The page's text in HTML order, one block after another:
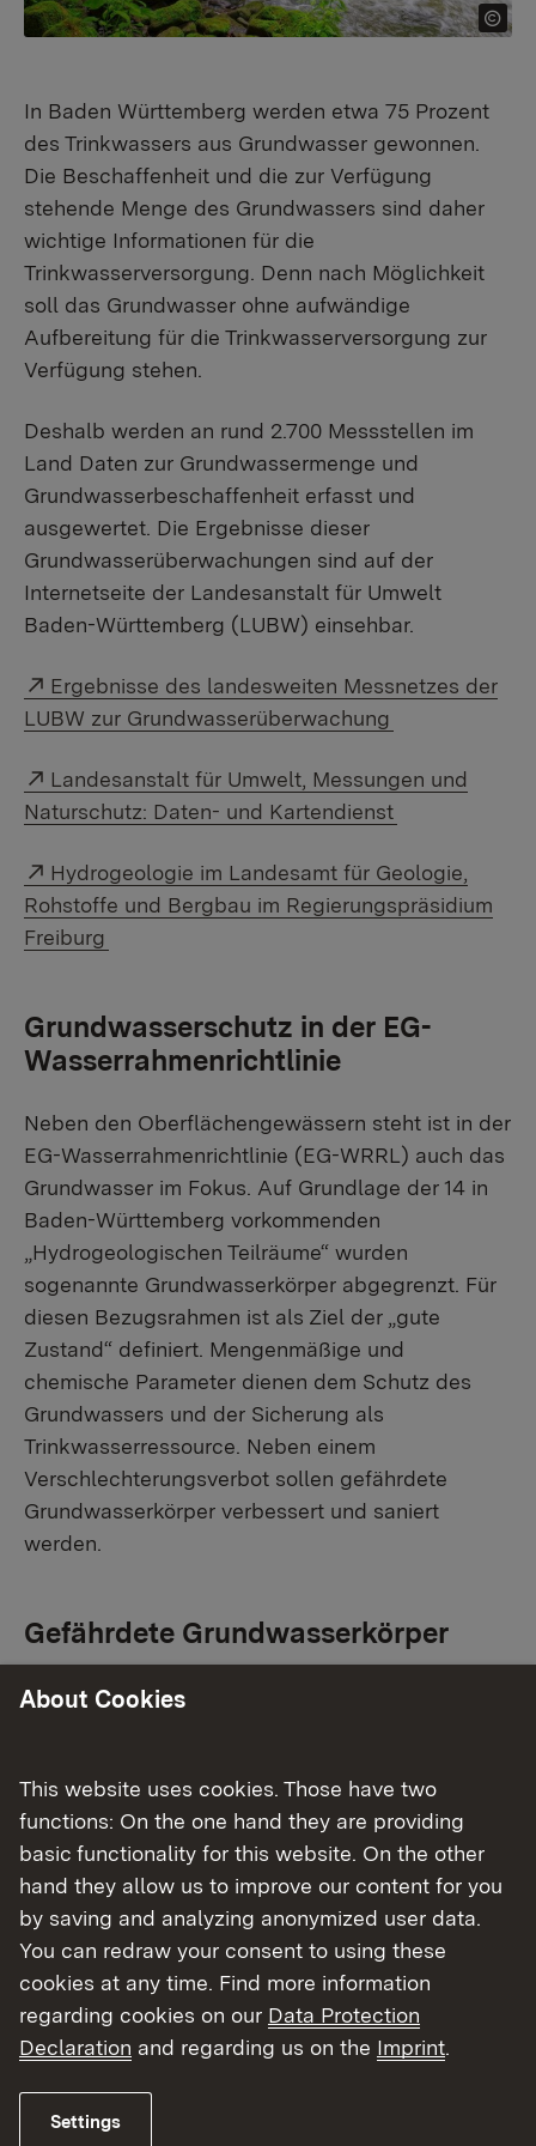
In Baden Württemberg werden etwa 75 Prozent
des Trinkwassers aus Grundwasser gewonnen.
Die Beschaffenheit und die zur Verfügung
stehende Menge des Grundwassers sind daher
wichtige Informationen für die
Trinkwasserversorgung. Denn nach Möglichkeit
soll das Grundwasser ohne aufwändige
Aufbereitung für die Trinkwasserversorgung zur
Verfügung stehen.
Deshalb werden an rund 2.700 Messstellen im
Land Daten zur Grundwassermenge und
Grundwasserbeschaffenheit erfasst und
ausgewertet. Die Ergebnisse dieser
Grundwasserüberwachungen sind auf der
Internetseite der Landesanstalt für Umwelt
Baden-Württemberg (LUBW) einsehbar.
External link:
Ergebnisse des landesweiten Messnetzes der
LUBW zur Grundwasserüberwachung
External link:
Landesanstalt für Umwelt, Messungen und
Naturschutz: Daten- und Kartendienst
External link:
Hydrogeologie im Landesamt für Geologie,
Rohstoffe und Bergbau im Regierungspräsidium
Freiburg
Grundwasserschutz in der EG-
Wasserrahmenrichtlinie
Neben den Oberflächengewässern steht ist in der
EG-Wasserrahmenrichtlinie (EG-WRRL) auch das
Grundwasser im Fokus. Auf Grundlage der 14 in
Baden-Württemberg vorkommenden
„Hydrogeologischen Teilräume“ wurden
sogenannte Grundwasserkörper abgegrenzt. Für
diesen Bezugsrahmen ist als Ziel der „gute
Zustand“ definiert. Mengenmäßige und
chemische Parameter dienen dem Schutz des
Grundwassers und der Sicherung als
Trinkwasserressource. Neben einem
Verschlechterungsverbot sollen gefährdete
Grundwasserkörper verbessert und saniert
werden.
Gefährdete Grundwasserkörper
Im Rahmen der Bestandsaufnahme 2013 wurden
Belastungssituation sind 23 gefährdete
Grundwasserkörper (gGWK) ausgewiesen
worden, davon sind zwölf in schlechtem Zustand.
Der mengenmäßige Zustand des Grundwassers in
Baden-Württemberg ist zufriedenstellend. In
Baden-Württemberg ist liegt die natürliche
Neubildung aus dem Niederschlag deutlich über
der Entnahme von Grundwasser. Die
gleichmäßig über das Land verteilt, so dass zur
About Cookies
This website uses cookies. Those have two
functions: On the one hand they are providing
basic functionality for this website. On the other
hand they allow us to improve our content for you
by saving and analyzing anonymized user data.
You can redraw your consent to using these
cookies at any time. Find more information
regarding cookies on our Data Protection
Declaration and regarding us on the Imprint.
Settings